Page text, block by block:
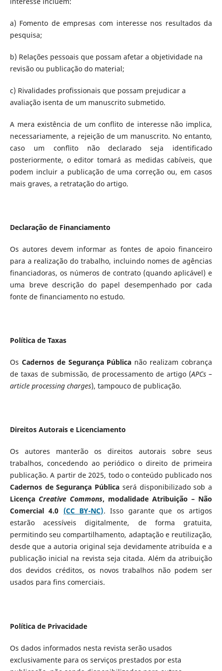
a) Fomento de empresas com interesse nos resultados da
pesquisa;
b) Relações pessoais que possam afetar a objetividade na
revisão ou publicação do material;
c) Rivalidades profissionais que possam prejudicar a
avaliação isenta de um manuscrito submetido.
A mera existência de um conflito de interesse não implica,
necessariamente, a rejeição de um manuscrito. No entanto,
caso um conflito não declarado seja identificado
posteriormente, o editor tomará as medidas cabíveis, que
podem incluir a publicação de uma correção ou, em casos
mais graves, a retratação do artigo.
Declaração de Financiamento
Os autores devem informar as fontes de apoio financeiro
para a realização do trabalho, incluindo nomes de agências
financiadoras, os números de contrato (quando aplicável) e
uma breve descrição do papel desempenhado por cada
fonte de financiamento no estudo.
Política de Taxas
Os Cadernos de Segurança Pública não realizam cobrança
de taxas de submissão, de processamento de artigo (APCs –
article processing charges), tampouco de publicação.
Direitos Autorais e Licenciamento
Os autores manterão os direitos autorais sobre seus
trabalhos, concedendo ao periódico o direito de primeira
publicação. A partir de 2025, todo o conteúdo publicado nos
Cadernos de Segurança Pública será disponibilizado sob a
Licença Creative Commons, modalidade Atribuição – Não
Comercial 4.0 (CC BY-NC). Isso garante que os artigos
estarão acessíveis digitalmente, de forma gratuita,
permitindo seu compartilhamento, adaptação e reutilização,
desde que a autoria original seja devidamente atribuída e a
publicação inicial na revista seja citada. Além da atribuição
dos devidos créditos, os novos trabalhos não podem ser
usados para fins comerciais.
Política de Privacidade
Os dados informados nesta revista serão usados
exclusivamente para os serviços prestados por esta